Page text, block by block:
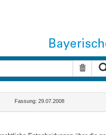
Suche
Fassung: 29.07.2008